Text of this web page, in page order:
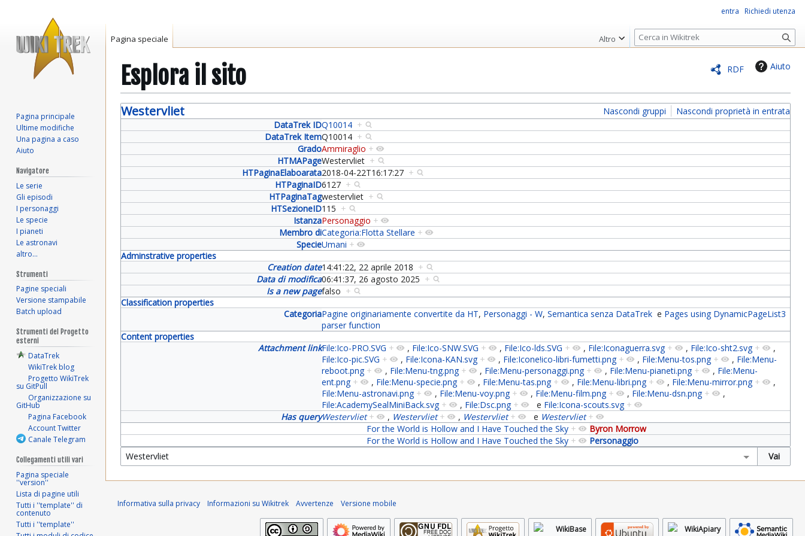
RDF Aiuto
Esplora il sito
Vai
alla
Vai
alla
Westervliet Nascondi gruppi
Nascondi proprietà in entrata
DataTrek IDQ10014 +
DataTrek ItemQ10014 +
GradoAmmiraglio +
HTMAPageWestervliet +
HTPaginaElaboarata2018-04-22T16:17:27 +
HTPaginaID6127 +
HTPaginaTagwestervliet +
HTSezioneID115 +
IstanzaPersonaggio +
Membro diCategoria:Flotta Stellare +
SpecieUmani +
Adminstrative properties
Creation date14:41:22, 22 aprile 2018 +
Data di modifica06:41:37, 26 agosto 2025 +
Is a new pagefalso +
Classification properties
CategoriaPagine originariamente convertite da HT, Personaggi - W,Semantica senza DataTrek e Pages using DynamicPageList3
parser function
Content properties
Attachment linkFile:Ico-PRO.SVG + , File:Ico-SNW.SVG + , File:Ico-lds.SVG + , File:Iconaguerra.svg + , File:Ico-sht2.svg +
,
File:Ico-pic.SVG + , File:Icona-KAN.svg + , File:Icone!ico-libri-fumetti.png + , File:Menu-tos.png + , File:Menu-
reboot.png + , File:Menu-tng.png + , File:Menu-personaggi.png + , File:Menu-pianeti.png + , File:Menu-
ent.png + , File:Menu-specie.png + , File:Menu-tas.png + , File:Menu-libri.png + , File:Menu-mirror.png +
,
File:Menu-astronavi.png + , File:Menu-voy.png + , File:Menu-film.png + , File:Menu-dsn.png +
,
File:AcademySealMiniBack.svg + , File:Dsc.png + e File:Icona-scouts.svg +
Has queryWestervliet + , Westervliet + , Westervliet + e Westervliet +
Byron Morrow
For the World is Hollow and I Have Touched the Sky +
Personaggio
For the World is Hollow and I Have Touched the Sky +
entra Richiedi utenza
Pagina speciale Altro
R
i
r
c
a
Pagina principale
Ultime modifiche
Una pagina a caso
Aiuto
Navigatore
Le serie
Gli episodi
I personaggi
Le specie
I pianeti
Le astronavi
altro…
Strumenti
Pagine speciali
Versione stampabile
Batch upload
Strumenti del Progetto
esterni
DataTrek
WikiTrek blog
Progetto WikiTrek
su GitPull
Organizzazione su
GitHub
Pagina Facebook
Account Twitter
Canale Telegram
Collegamenti utili vari
Pagina speciale
''version''
Lista di pagine utili
Tutti i ''template'' di
contenuto
Tutti i ''template''
Informativa sulla privacy Informazioni su Wikitrek Avvertenze Versione mobile